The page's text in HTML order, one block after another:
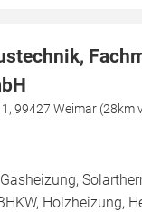
99427 Weimar (28km
Holzheizung,